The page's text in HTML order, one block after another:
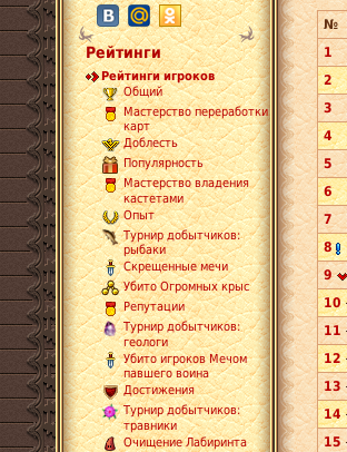
Рейтинги
Рейтинги игроков
Общий
Мастерство переработки
карт
Доблесть
Популярность
Мастерство владения
кастетами
Опыт
Турнир добытчиков:
рыбаки
Скрещенные мечи
Убито Огромных крыс
Репутации
Турнир добытчиков:
геологи
Убито игроков Мечом
павшего воина
Достижения
Турнир добытчиков:
травники
Очищение Лабиринта
№
1
2
3
4
5
6
7
8
9
10
11
12
13
14
15